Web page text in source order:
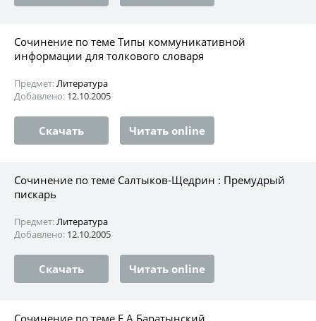
Сочинение по теме Типы коммуникативной
информации для толкового словаря
Предмет:Литература
Добавлено: 12.10.2005
Скачать Читать online
Сочинение по теме Салтыков-Щедрин : Премудрый
пискарь
Предмет:Литература
Добавлено: 12.10.2005
Скачать Читать online
Сочинение по теме Е.А.Баратынский